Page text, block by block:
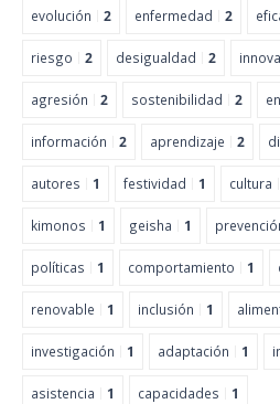
evolución 2 enfermedad 2
riesgo 2 desigualdad 2
agresión 2 sostenibilidad 2
información 2 aprendizaje 2
autores 1 festividad 1 cultura
kimonos 1 geisha 1
políticas 1 comportamiento 1
renovable 1 inclusión 1
investigación 1 adaptación 1
asistencia 1 capacidades 1